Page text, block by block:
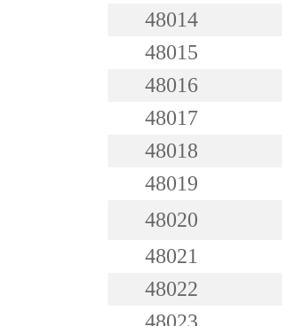
48014
48015
48016
48017
48018
48019
48020
48021
48022